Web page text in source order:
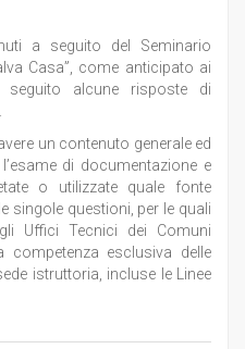
a seguito del Seminario
Casa”, come anticipato ai
alcune risposte di
un contenuto generale ed
di documentazione e
o utilizzate quale fonte
singole questioni, per le quali
Uffici Tecnici dei Comuni
competenza esclusiva delle
istruttoria, incluse le Linee